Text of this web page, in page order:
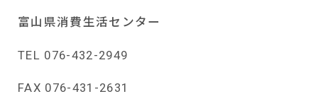
富山県消費生活センター
TEL 076-432-2949
FAX 076-431-2631